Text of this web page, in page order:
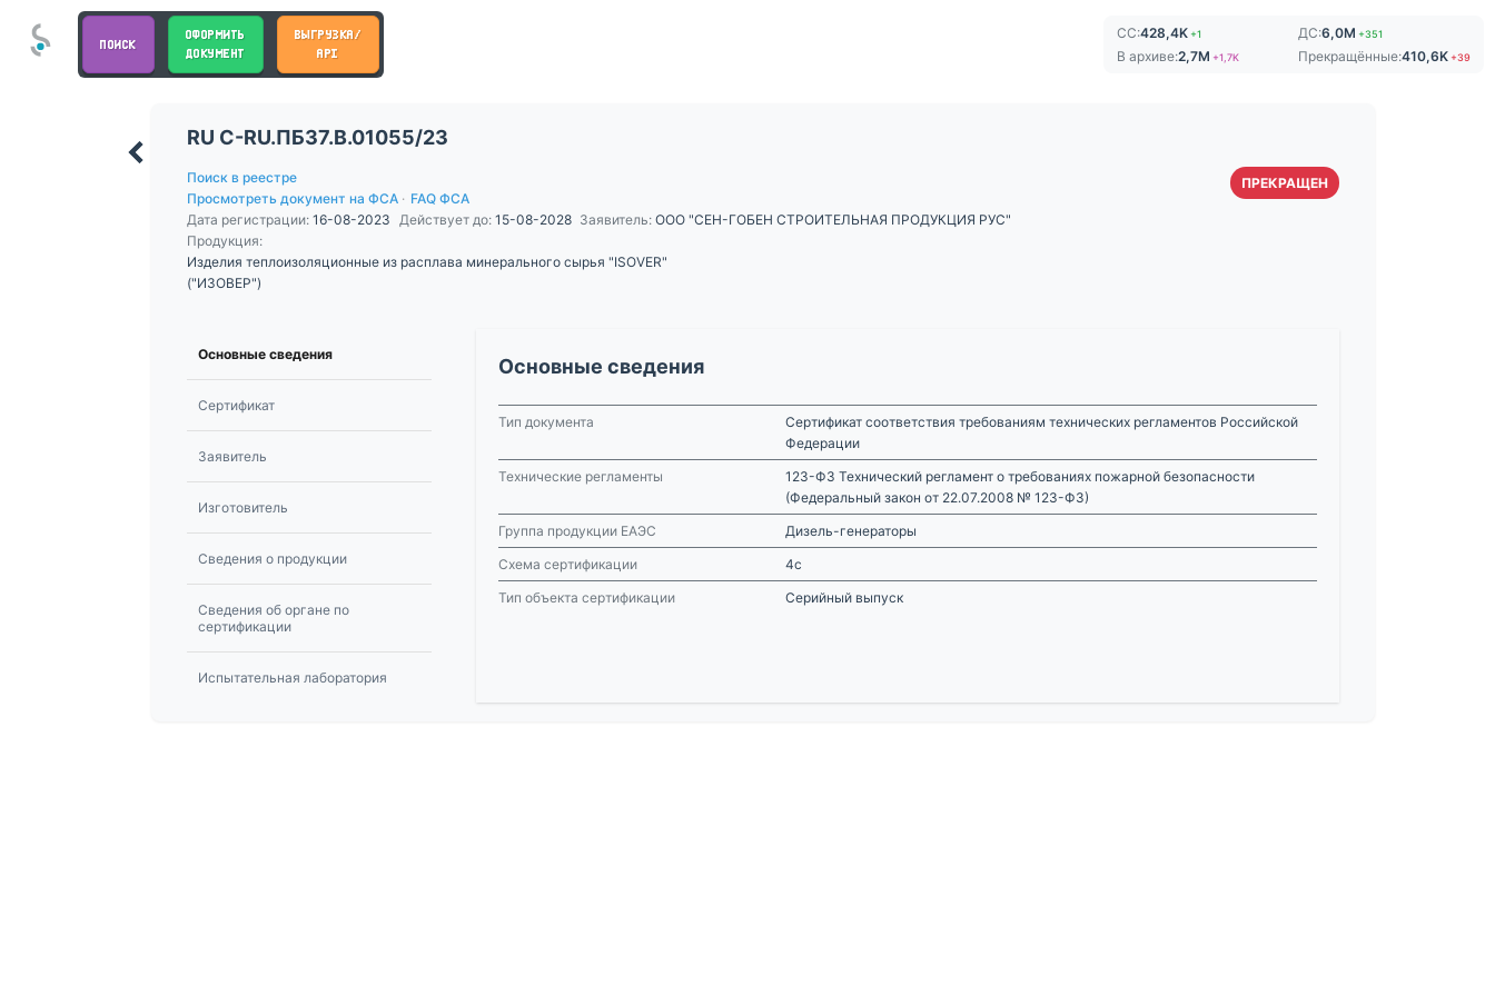
ПОИСК
ОФОРМИТЬ
ДОКУМЕНТ
ВЫГРУЗКА/
API
СС:428,4K+1 ДС:6,0M +351
В архиве:2,7M +1,7K Прекращённые:410,6K +39
RU С-RU.ПБ37.В.01055/23
Поиск в реестре
Просмотреть документ на ФСА · FAQ ФСА
Дата регистрации: 16-08-2023 Действует до: 15-08-2028 Заявитель: ООО "СЕН-ГОБЕН СТРОИТЕЛЬНАЯ ПРОДУКЦИЯ РУС"
Продукция:
Изделия теплоизоляционные из расплава минерального сырья "ISOVER"
("ИЗОВЕР")
ПРЕКРАЩЕН
Основные сведения
Сертификат
Заявитель
Изготовитель
Сведения о продукции
Сведения об органе по
сертификации
Испытательная лаборатория
Основные сведения
Тип документа
Сертификат соответствия требованиям технических регламентов Российской
Федерации
Технические регламенты
123-ФЗ Технический регламент о требованиях пожарной безопасности
(Федеральный закон от 22.07.2008 № 123-ФЗ)
Группа продукции ЕАЭС
Дизель-генераторы
Схема сертификации
4с
Тип объекта сертификации
Серийный выпуск